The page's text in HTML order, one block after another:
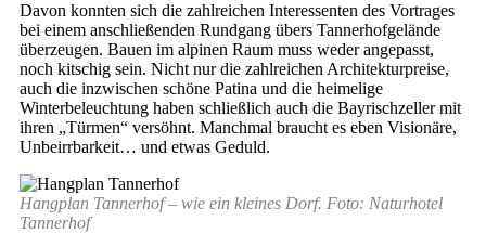
Davon konnten sich die zahlreichen Interessenten des Vortrages
bei einem anschließenden Rundgang übers Tannerhofgelände
überzeugen. Bauen im alpinen Raum muss weder angepasst,
noch kitschig sein. Nicht nur die zahlreichen Architekturpreise,
auch die inzwischen schöne Patina und die heimelige
Winterbeleuchtung haben schließlich auch die Bayrischzeller mit
ihren „Türmen“ versöhnt. Manchmal braucht es eben Visionäre,
Unbeirrbarkeit… und etwas Geduld.
Hangplan Tannerhof – wie ein kleines Dorf. Foto: Naturhotel
Tannerhof